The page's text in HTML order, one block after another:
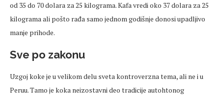
od 35 do 70 dolara za 25 kilograma. Kafa vredi oko 37 dolara za 25
kilograma ali pošto rađa samo jednom godišnje donosi upadljivo
manje prihode.
Sve po zakonu
Uzgoj koke je u velikom delu sveta kontroverzna tema, ali ne i u
Peruu. Tamo je koka neizostavni deo tradicije autohtonog